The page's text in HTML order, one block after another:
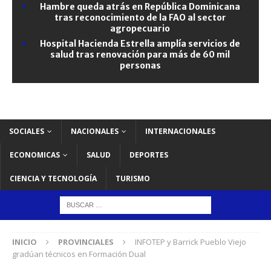
Hambre queda atrás en República Dominicana
tras reconocimiento de la FAO al sector
agropecuario
Hospital Hacienda Estrella amplía servicios de
salud tras renovación para más de 60 mil
personas
SOCIALES NACIONALES INTERNACIONALES
ECONOMICAS SALUD DEPORTES
CIENCIA Y TECNOLOGÍA TURISMO
INICIO PROVINCIALES
INFOTEP y Barrick Pueblo Viejo
gradúan técnicos en Formación Dual